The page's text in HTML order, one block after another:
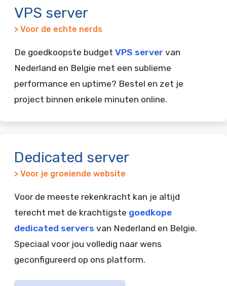
VPS server
> Voor de echte nerds
De goedkoopste budget VPS server van
Nederland en Belgie met een sublieme
performance en uptime? Bestel en zet je
project binnen enkele minuten online.
Dedicated server
> Voor je groeiende website
Voor de meeste rekenkracht kan je altijd
terecht met de krachtigste goedkope
dedicated servers van Nederland en Belgie.
Speciaal voor jou volledig naar wens
geconfigureerd op ons platform.